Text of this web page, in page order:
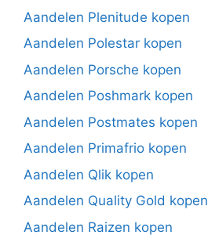
Aandelen Plenitude kopen
Aandelen Polestar kopen
Aandelen Porsche kopen
Aandelen Poshmark kopen
Aandelen Postmates kopen
Aandelen Primafrio kopen
Aandelen Qlik kopen
Aandelen Quality Gold kopen
Aandelen Raizen kopen